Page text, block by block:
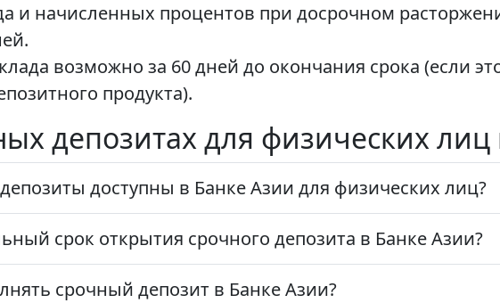
и начисленных процентов при досрочном
возможно за 60 дней до окончания срока (если
продукта).
депозитах для физических лиц
доступны в Банке Азии для физических лиц?
срок открытия срочного депозита в Банке Азии?
срочный депозит в Банке Азии?